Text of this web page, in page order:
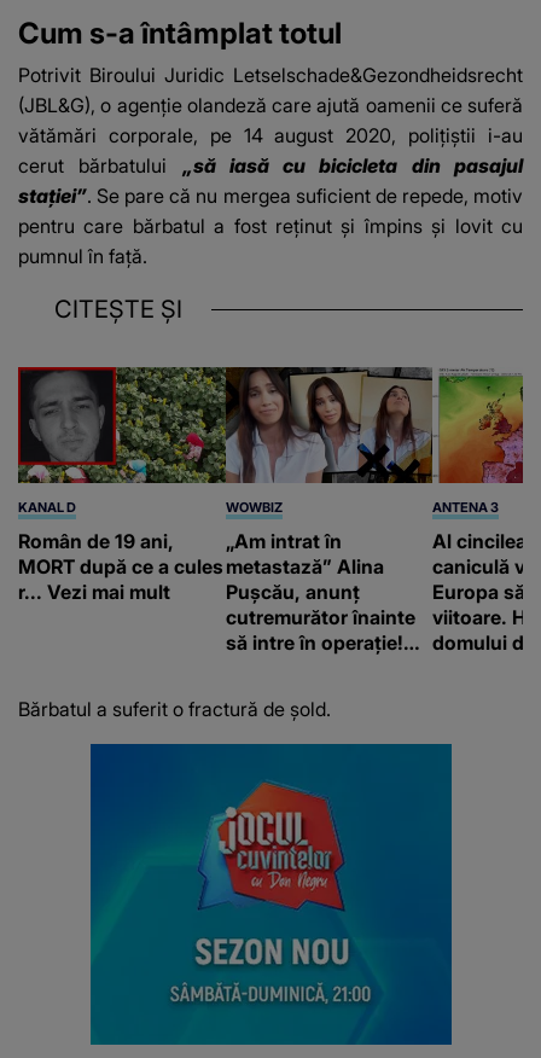
Cum s-a întâmplat totul
Potrivit Biroului Juridic Letselschade&Gezondheidsrecht
(JBL&G), o agenție olandeză care ajută oamenii ce suferă
vătămări corporale, pe 14 august 2020, polițiștii i-au
cerut bărbatului „să iasă cu bicicleta din pasajul
stației”. Se pare că nu mergea suficient de repede, motiv
pentru care bărbatula fost reținut și împins și lovit cu
pumnul în față.
CITEȘTE ȘI
KANAL D
Român de 19 ani,
MORT după ce a cules
r... Vezi mai mult
WOWBIZ
„Am intrat în
metastază” Alina
Pușcău, anunț
cutremurător înainte
să intre în operație!
fanilor
ANTENA 3
Al cincilea
caniculă
Europa
viitoare.
domului de
Bărbatul a suferit o fractură de șold.